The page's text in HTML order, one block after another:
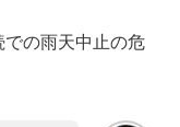
の雨天中止の危